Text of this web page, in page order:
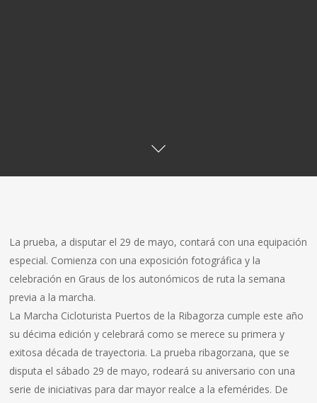
La prueba, a disputar el 29 de mayo, contará con una equipación
especial. Comienza con una exposición fotográfica y la
celebración en Graus de los autonómicos de ruta la semana
previa a la marcha.
La Marcha Cicloturista Puertos de la Ribagorza cumple este año
su décima edición y celebrará como se merece su primera y
exitosa década de trayectoria. La prueba ribagorzana, que se
disputa el sábado 29 de mayo, rodeará su aniversario con una
serie de iniciativas para dar mayor realce a la efemérides. De